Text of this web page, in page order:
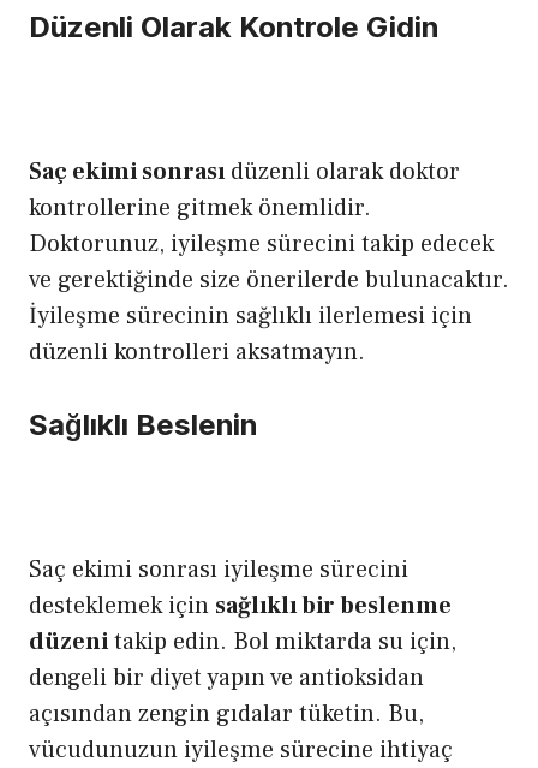
Düzenli Olarak Kontrole Gidin
Saç ekimi sonrasıdüzenli olarak doktor
kontrollerine gitmek önemlidir.
Doktorunuz, iyileşme sürecini takip edecek
ve gerektiğinde size önerilerde bulunacaktır.
İyileşme sürecinin sağlıklı ilerlemesi için
düzenli kontrolleri aksatmayın.
Sağlıklı Beslenin
Saç ekimi sonrası iyileşme sürecini
desteklemek için sağlıklı bir beslenme
düzenitakip edin. Bol miktarda su için,
dengeli bir diyet yapın ve antioksidan
açısından zengin gıdalar tüketin. Bu,
vücudunuzun iyileşme sürecine ihtiyaç